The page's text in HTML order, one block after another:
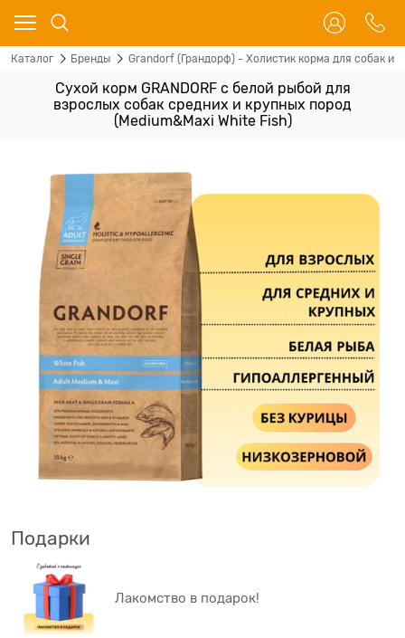
Каталог Бренды Grandorf (Грандорф) - Холистик корма для собак и
Сухой корм GRANDORF с белой рыбой для
взрослых собак средних и крупных пород
(Medium&Maxi White Fish)
Подарки
Лакомство в подарок!